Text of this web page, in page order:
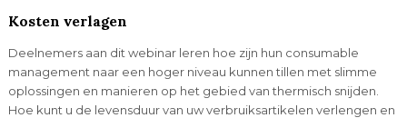
Kosten verlagen
Deelnemers aan dit webinar leren hoe zijn hun consumable
management naar een hoger niveau kunnen tillen met slimme
oplossingen en manieren op het gebied van thermisch snijden.
Hoe kunt u de levensduur van uw verbruiksartikelen verlengen en